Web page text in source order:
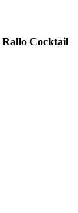
Rallo Cocktail